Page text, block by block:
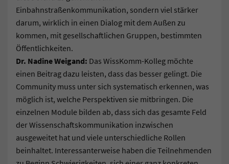
Einbahnstraßenkommunikation, sondern viel stärker
darum, wirklich in einen Dialog mit dem Außen zu
kommen, mit gesellschaftlichen Gruppen, bestimmten
Öffentlichkeiten.
Dr. Nadine Weigand: Das WissKomm-Kolleg möchte
einen Beitrag dazu leisten, dass das besser gelingt. Die
Community muss unter sich systematisch erkennen, was
möglich ist, welche Perspektiven sie mitbringen. Die
einzelnen Module bilden ab, dass sich das gesamte Feld
der Wissenschaftskommunikation inzwischen
ausgeweitet hat und viele unterschiedliche Rollen
beinhaltet. Interessanterweise haben die Teilnehmenden